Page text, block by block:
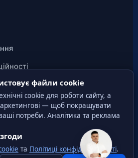
файли cookie
cookie для роботи сайту, а
— щоб покращувати
потреби. Аналітика та реклама
та Політиці конфіденційності.